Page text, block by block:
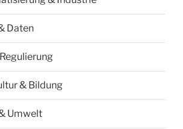
Daten
& Bildung
Umwelt